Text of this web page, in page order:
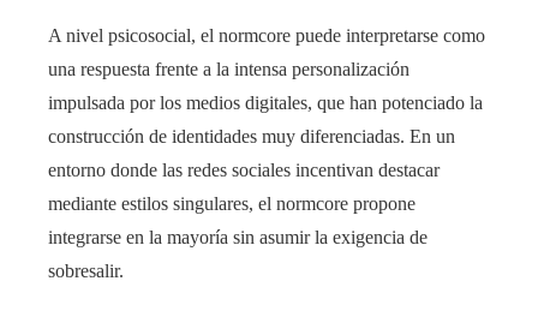
A nivel psicosocial, el normcore puede interpretarse como
una respuesta frente a la intensa personalización
impulsada por los medios digitales, que han potenciado la
construcción de identidades muy diferenciadas. En un
entorno donde las redes sociales incentivan destacar
mediante estilos singulares, el normcore propone
integrarse en la mayoría sin asumir la exigencia de
sobresalir.